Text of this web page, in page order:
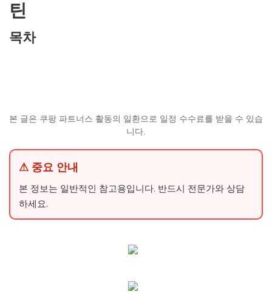
틴
목차
본 글은 쿠팡 파트너스 활동의 일환으로 일정 수수료를 받을 수 있습
니다.
⚠ 중요 안내
본 정보는 일반적인 참고용입니다. 반드시 전문가와 상담
하세요.